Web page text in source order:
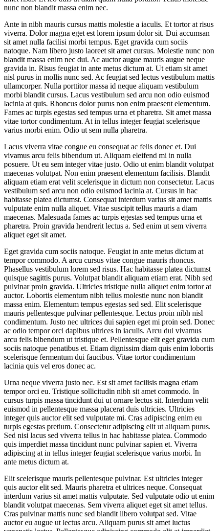
nunc non blandit massa enim nec.
Ante in nibh mauris cursus mattis molestie a iaculis. Et tortor at risus
viverra. Dolor magna eget est lorem ipsum dolor sit. Dui accumsan
sit amet nulla facilisi morbi tempus. Eget gravida cum sociis
natoque. Nam libero justo laoreet sit amet cursus. Molestie nunc non
blandit massa enim nec dui. Ac auctor augue mauris augue neque
gravida in. Risus feugiat in ante metus dictum at. Ut etiam sit amet
nisl purus in mollis nunc sed. Ac feugiat sed lectus vestibulum mattis
ullamcorper. Nulla porttitor massa id neque aliquam vestibulum
morbi blandit cursus. Lacus vestibulum sed arcu non odio euismod
lacinia at quis. Rhoncus dolor purus non enim praesent elementum.
Fames ac turpis egestas sed tempus urna et pharetra. Sit amet massa
vitae tortor condimentum. At in tellus integer feugiat scelerisque
varius morbi enim. Odio ut sem nulla pharetra.
Lacus viverra vitae congue eu consequat ac felis donec et. Dui
vivamus arcu felis bibendum ut. Aliquam eleifend mi in nulla
posuere. Ut eu sem integer vitae justo. Odio ut enim blandit volutpat
maecenas volutpat. Non enim praesent elementum facilisis. Blandit
aliquam etiam erat velit scelerisque in dictum non consectetur. Lacus
vestibulum sed arcu non odio euismod lacinia at. Cursus in hac
habitasse platea dictumst. Consequat interdum varius sit amet mattis
vulputate enim nulla aliquet. Vitae suscipit tellus mauris a diam
maecenas. Malesuada fames ac turpis egestas sed tempus urna et
pharetra. Proin gravida hendrerit lectus a. Sed enim ut sem viverra
aliquet eget sit amet.
Eget gravida cum sociis natoque. Feugiat in ante metus dictum at
tempor commodo. A arcu cursus vitae congue mauris rhoncus.
Phasellus vestibulum lorem sed risus. Hac habitasse platea dictumst
quisque sagittis purus. Volutpat blandit aliquam etiam erat. Nibh sed
pulvinar proin gravida. Ultricies tristique nulla aliquet enim tortor at
auctor. Lobortis elementum nibh tellus molestie nunc non blandit
massa enim. Elementum tempus egestas sed sed. Elit scelerisque
mauris pellentesque pulvinar pellentesque. Lectus proin nibh nisl
condimentum. Justo nec ultrices dui sapien eget mi proin sed. Donec
ac odio tempor orci dapibus ultrices in iaculis. Arcu dui vivamus
arcu felis bibendum ut tristique et. Pellentesque elit eget gravida cum
sociis natoque penatibus et. Etiam dignissim diam quis enim lobortis
scelerisque fermentum dui faucibus. Vitae tortor condimentum
lacinia quis vel eros donec ac.
Urna neque viverra justo nec. Est sit amet facilisis magna etiam
tempor orci eu. Tristique sollicitudin nibh sit amet commodo. In
cursus turpis massa tincidunt dui ut ornare lectus sit. Interdum velit
euismod in pellentesque massa placerat duis ultricies. Ultricies
integer quis auctor elit sed vulputate mi. Cras adipiscing enim eu
turpis egestas pretium. Consectetur adipiscing elit ut aliquam purus.
Sed nisi lacus sed viverra tellus in hac habitasse platea. Commodo
quis imperdiet massa tincidunt nunc pulvinar sapien et. Viverra
adipiscing at in tellus integer feugiat scelerisque varius morbi. In
ante metus dictum at.
Elit scelerisque mauris pellentesque pulvinar. Est ultricies integer
quis auctor elit sed. Mauris pharetra et ultrices neque. Consequat
interdum varius sit amet mattis vulputate. Sed vulputate odio ut enim
blandit volutpat maecenas. Sem viverra aliquet eget sit amet tellus.
Cras pulvinar mattis nunc sed blandit libero volutpat sed. Vitae
auctor eu augue ut lectus arcu. Aliquam purus sit amet luctus